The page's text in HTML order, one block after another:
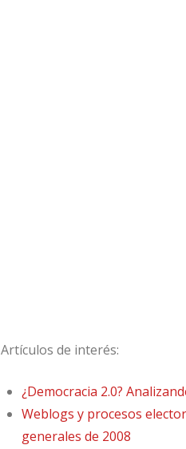
Artículos de interés:
¿Democracia 2.0?
Weblogs y procesos
generales de 2008